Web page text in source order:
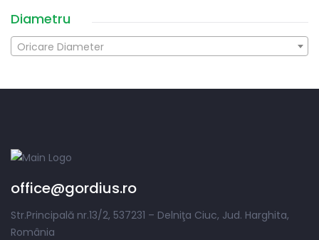
Diametru
Oricare Diameter
office@gordius.ro
Str.Principală nr.13/2, 537231 – Delniţa Ciuc, Jud. Harghita,
România